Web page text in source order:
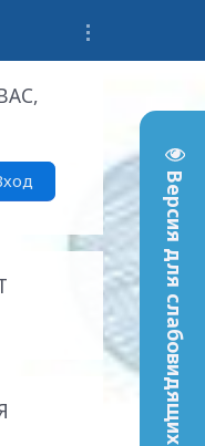
Версия для слабовидящих
,